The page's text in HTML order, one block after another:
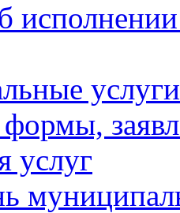
услуги
услуг